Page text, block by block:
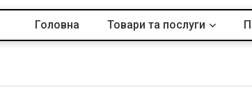
Головна Товари та послуги